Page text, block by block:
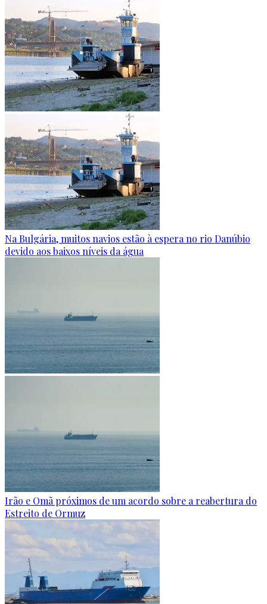
Na Bulgária, muitos navios estão à espera no rio Danúbio
devido aos baixos níveis da água
Irão e Omã próximos de um acordo sobre a reabertura do
Estreito de Ormuz